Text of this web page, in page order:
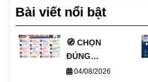
Bài viết nổi bật
🧭 CHỌN
ĐÚNG
TRƯỜNG, MỞ
04/08/2026